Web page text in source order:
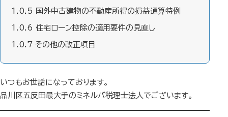
1.0.5 国外中古建物の不動産所得の損益通算特例
1.0.6 住宅ローン控除の適用要件の見直し
1.0.7 その他の改正項目
いつもお世話になっております。
品川区五反田最大手のミネルバ税理士法人でございます。